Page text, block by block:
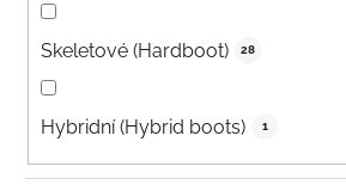
Skeletové (Hardboot) 28
Hybridní (Hybrid boots) 1